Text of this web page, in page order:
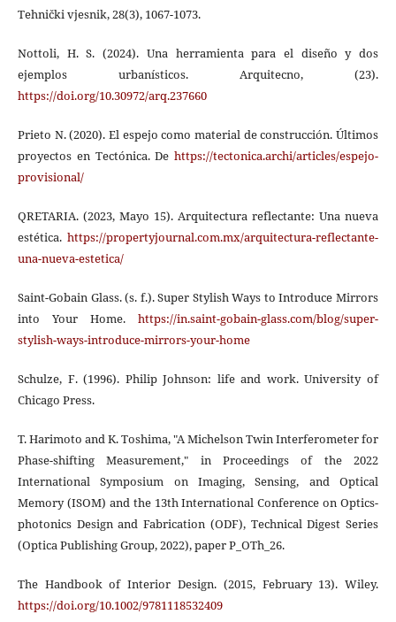
Tehnički vjesnik, 28(3), 1067-1073.
Nottoli, H. S. (2024). Una herramienta para el diseño y dos
ejemplos urbanísticos. Arquitecno, (23).
https://doi.org/10.30972/arq.237660
Prieto N. (2020). El espejo como material de construcción. Últimos
proyectos en Tectónica. Dehttps://tectonica.archi/articles/espejo-
provisional/
QRETARIA. (2023, Mayo 15). Arquitectura reflectante: Una nueva
estética.https://propertyjournal.com.mx/arquitectura-reflectante-
una-nueva-estetica/
Saint-Gobain Glass. (s. f.). Super Stylish Ways to Introduce Mirrors
into Your Home.https://in.saint-gobain-glass.com/blog/super-
stylish-ways-introduce-mirrors-your-home
Schulze, F. (1996). Philip Johnson: life and work. University of
Chicago Press.
T. Harimoto and K. Toshima, "A Michelson Twin Interferometer for
Phase-shifting Measurement," in Proceedings of the 2022
International Symposium on Imaging, Sensing, and Optical
Memory (ISOM) and the 13th International Conference on Optics-
photonics Design and Fabrication (ODF), Technical Digest Series
(Optica Publishing Group, 2022), paper P_OTh_26.
The Handbook of Interior Design. (2015, February 13). Wiley.
https://doi.org/10.1002/9781118532409